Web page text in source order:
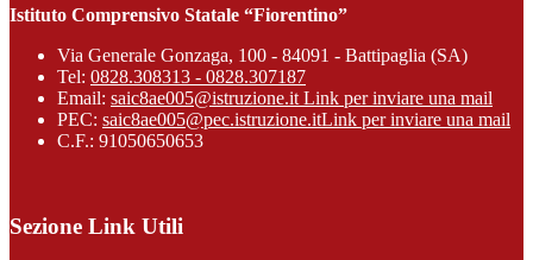
Istituto Comprensivo Statale “Fiorentino”
Via Generale Gonzaga, 100 - 84091 - Battipaglia (SA)
Tel: 0828.308313 - 0828.307187
Email: saic8ae005@istruzione.it Link per inviare una mail
PEC: saic8ae005@pec.istruzione.itLink per inviare una mail
C.F.: 91050650653
Sezione Link Utili